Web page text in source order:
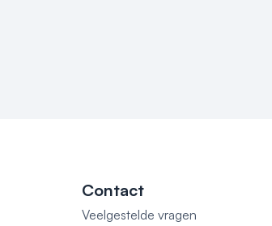
Contact
Veelgestelde vragen